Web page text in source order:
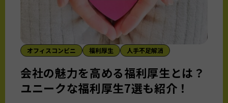
オフィスコンビニ 福利厚生 人手不足解消
会社の魅力を高める福利厚生とは？
ユニークな福利厚生7選も紹介！